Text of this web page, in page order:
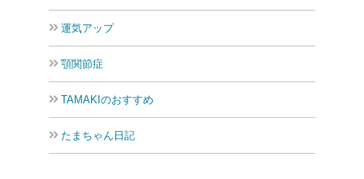
運気アップ
顎関節症
TAMAKIのおすすめ
たまちゃん日記